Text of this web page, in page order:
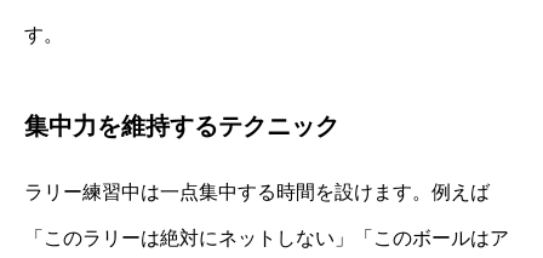
す。
集中力を維持するテクニック
ラリー練習中は一点集中する時間を設けます。例えば
「このラリーは絶対にネットしない」「このボールはア